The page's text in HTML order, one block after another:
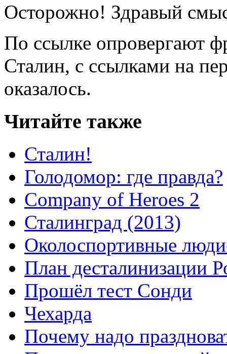
Осторожно! Здравый
По ссылке опровергают
Сталин, с ссылками на
оказалось.
Читайте также
Сталин!
Голодомор: где правда?
Company of Heroes 2
Сталинград (2013)
Околоспортивные
План десталинизации
Прошёл тест Сонди
Чехарда
Почему надо